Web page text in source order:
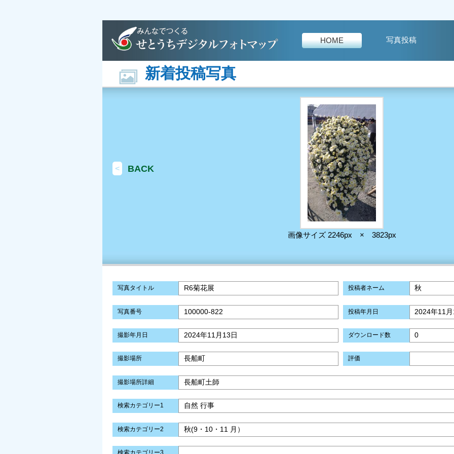
HOME 写真投稿
新着投稿写真
< BACK
画像サイズ 2246px × 3823px
写真タイトル R6菊花展 投稿者ネーム 秋
写真番号 100000-822 投稿年月日 2024年11
撮影年月日 2024年11月13日 ダウンロード数 0
撮影場所 長船町 評価
撮影場所詳細 長船町土師
検索カテゴリー1 自然 行事
検索カテゴリー2 秋(9・10・11 月）
検索カテゴリー3